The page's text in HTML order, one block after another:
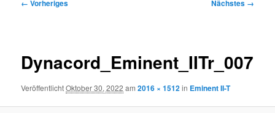
← Vorheriges Nächstes →
Dynacord_Eminent_IITr_007
VeröffentlichtOktober 30, 2022 am2016 × 1512in Eminent II-T